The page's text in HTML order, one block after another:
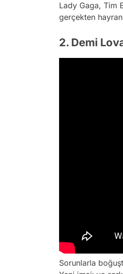
Lady Gaga, Tim
gerçekten
2. Demi
Sorunlarla